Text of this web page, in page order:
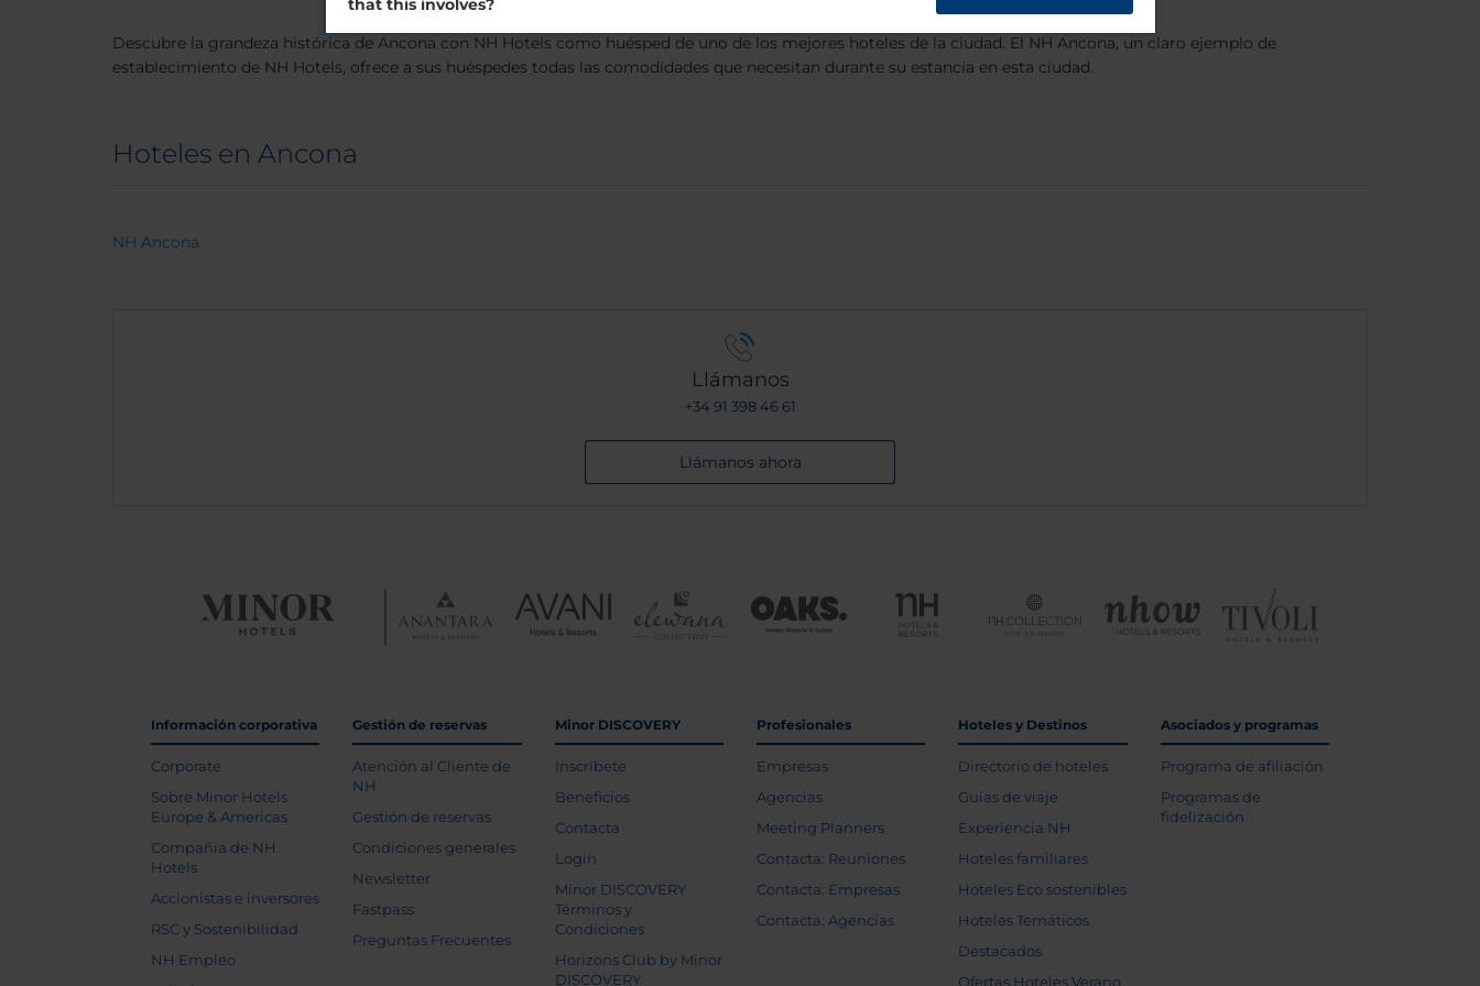
Descubre la grandeza histórica de Ancona con NH Hotels como huésped de uno de los mejores hoteles de la ciudad. El NH Ancona, un claro ejemplo de
establecimiento de NH Hotels, ofrece a sus huéspedes todas las comodidades que necesitan durante su estancia en esta ciudad.
Hoteles en Ancona
NH Ancona
Llámanos
+34 91 398 46 61
Llámanos ahora
Información corporativa
Corporate
Sobre Minor Hotels
Europe & Americas
Compañía de NH
Hotels
Accionistas e inversores
RSC y Sostenibilidad
NH Empleo
Gestión de reservas
Atención al Cliente de
NH
Gestión de reservas
Condiciones generales
Newsletter
Fastpass
Preguntas Frecuentes
Minor DISCOVERY
Inscríbete
Beneficios
Contacta
Login
Minor DISCOVERY
Términos y
Condiciones
Horizons Club by Minor
DISCOVERY
Profesionales
Empresas
Agencias
Meeting Planners
Contacta: Reuniones
Contacta: Empresas
Contacta: Agencias
Hoteles y Destinos
Directorio de hoteles
Guías de viaje
Experiencia NH
Hoteles familiares
Hoteles Eco sostenibles
Hoteles Temáticos
Destacados
Ofertas Hoteles Verano
Asociados y programas
Programa de afiliación
Programas de
fidelización